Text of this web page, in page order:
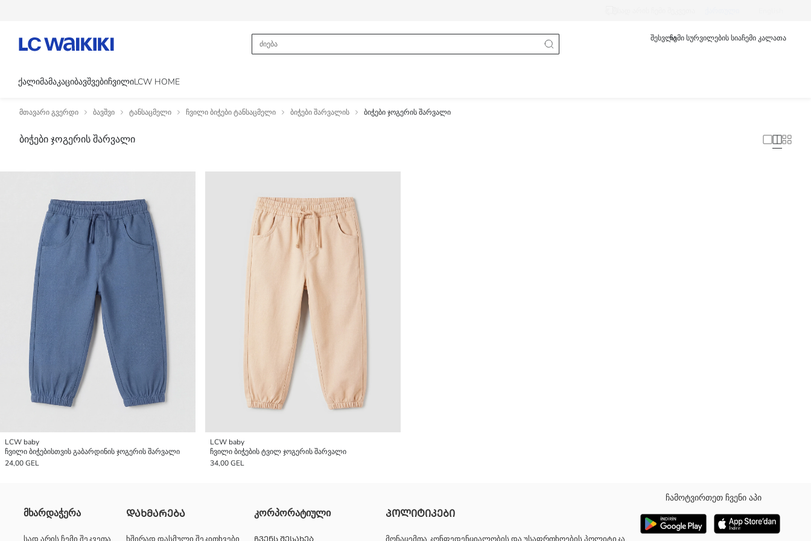
შესვლაჩემი სურვილების სიაჩემი კალათა
ᲥᲐᲚᲘᲛᲐᲛᲐᲙᲐᲪᲘᲑᲐᲕᲨᲕᲔᲑᲘᲩᲕᲘᲚᲘLCW HOME
მთავარი გვერდი ბავშვი ტანსაცმელი ჩვილი ბიჭები ტანსაცმელი ბიჭები შარვალის ბიჭები ჯოგერის შარვალი
ბიჭები ჯოგერის შარვალი
LCW baby
ჩვილი ბიჭებისთვის გაბარდინის ჯოგერის შარვალი
24,00 GEL
LCW baby
ჩვილი ბიჭების ტვილ ჯოგერის შარვალი
34,00 GEL
მხარდაჭერა ᲓᲐᲮᲛᲐᲠᲔᲑᲐ კორპორატიული ᲞᲝᲚᲘᲢᲘᲙᲔᲑᲘ
ჩამოტვირთეთ ჩვენი აპი